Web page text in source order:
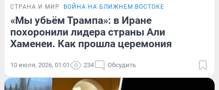
СТРАНА И МИР ВОЙНА НА БЛИЖНЕМ ВОСТОКЕ
«Мы убьём Трампа»: в Иране
похоронили лидера страны Али
Хаменеи. Как прошла церемония
10 июля, 2026, 01:01 234 Обсудить